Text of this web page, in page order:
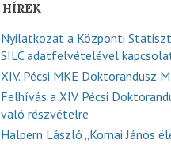
HÍREK
Nyilatkozat a Központi
SILC adatfelvételével
XIV. Pécsi MKE Doktorandusz
Felhívás a XIV. Pécsi
való részvételre
Halpern László „Kornai János